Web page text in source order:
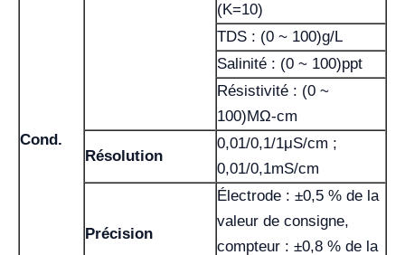
Cond.
(K=10)
TDS : (0 ~ 100)g/L
Salinité : (0 ~ 100)ppt
Résistivité : (0 ~
100)MΩ-cm
Résolution
0,01/0,1/1μS/cm ;
0,01/0,1mS/cm
Précision
Électrode : ±0,5 % de la
valeur de consigne,
compteur : ±0,8 % de la